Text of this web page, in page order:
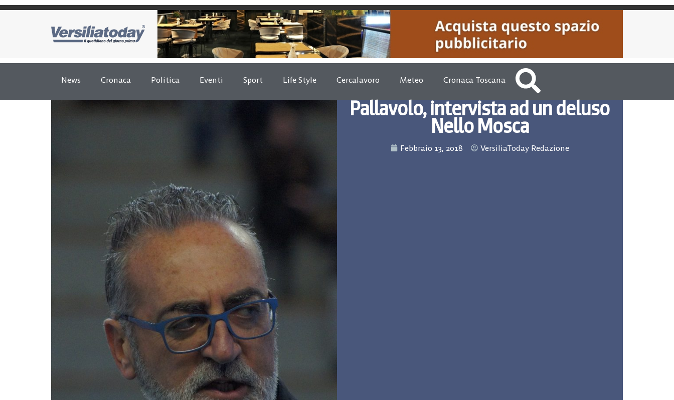
News Cronaca Politica Eventi Sport Life Style Cercalavoro Meteo Cronaca Toscana
Pallavolo, intervista ad un deluso
Nello Mosca
Febbraio 13, 2018 VersiliaToday Redazione